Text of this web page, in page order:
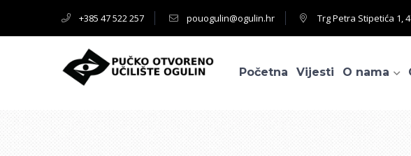
+385 47 522 257 pouogulin@ogulin.hr Trg Petra Stipetića 1,
Početna Vijesti O nama